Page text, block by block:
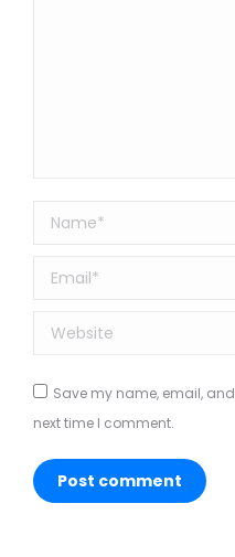
Name *
Email *
Website
Save my name, email,
next time I comment.
Post comment